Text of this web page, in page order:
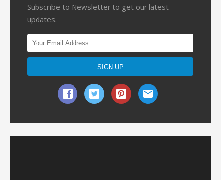
Subscribe to Newsletter to get our latest
updates.